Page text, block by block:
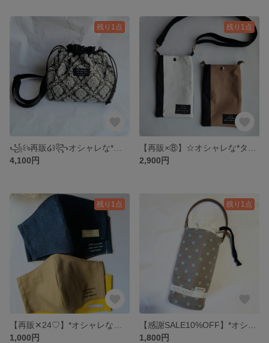
残り1点
4,100円
残り1点
2,900円
残り1点
1,000円
残り1点
1,800円